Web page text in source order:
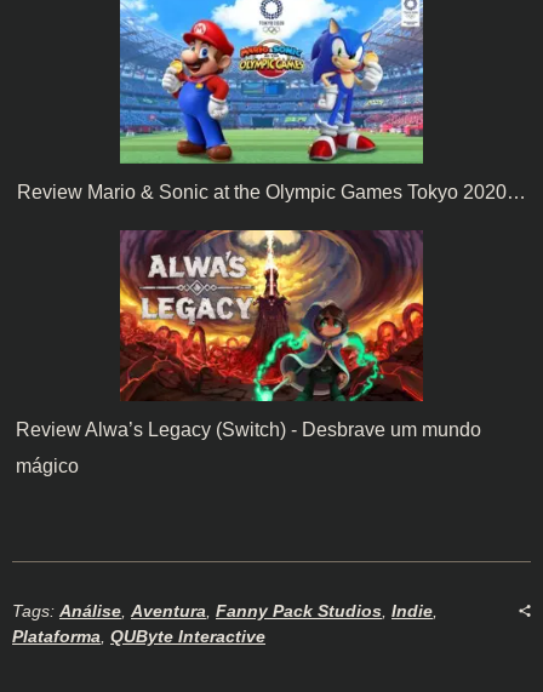
Review Mario & Sonic at the Olympic Games Tokyo 2020…
Review Alwa’s Legacy (Switch) - Desbrave um mundo
mágico
Tags: Análise Aventura Fanny Pack Studios Indie
Plataforma QUByte Interactive